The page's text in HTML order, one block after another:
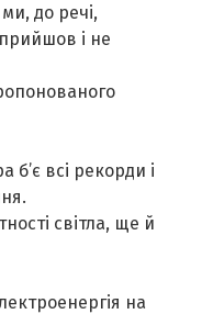
до речі,
і не
б’є всі рекорди і
світла, ще й
на